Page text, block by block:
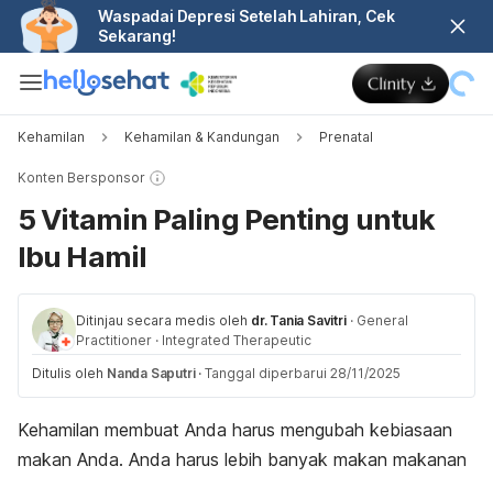
Waspadai Depresi Setelah Lahiran, Cek
Sekarang!
Kehamilan Kehamilan & Kandungan Prenatal
Konten Bersponsor
5 Vitamin Paling Penting untuk
Ibu Hamil
Ditinjau secara medis oleh dr. Tania Savitri · General
Practitioner · Integrated Therapeutic
Ditulis oleh Nanda Saputri · Tanggal diperbarui 28/11/2025
Kehamilan membuat Anda harus mengubah kebiasaan
makan Anda. Anda harus lebih banyak makan makanan